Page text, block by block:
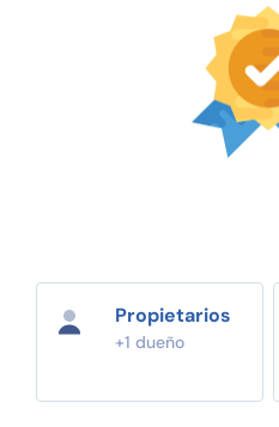
Propietarios
+1 dueño